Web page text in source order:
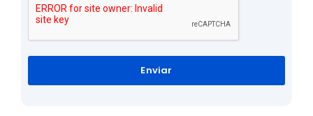
Enviar